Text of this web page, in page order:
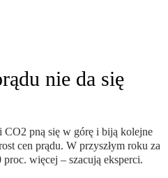
nie da się
pną się w górę i biją kolejne
cen prądu. W przyszłym roku za
więcej – szacują eksperci.